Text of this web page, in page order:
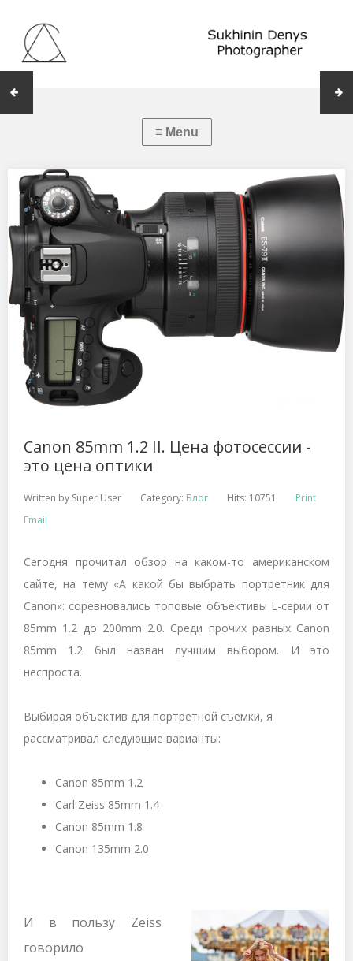
Canon 85mm 1.2 II. Цена фотосессии -
это цена оптики
Written by Super User Category: Блог Hits: 10751
Print
Email
Сегодня прочитал обзор на каком-то американском
сайте, на тему «А какой бы выбрать портретник для
Canon»: соревновались топовые объективы L-серии от
85mm 1.2 до 200mm 2.0. Среди прочих равных Canon
85mm 1.2 был назван лучшим выбором. И это
неспроста.
Bыбирая объектив для портретной съемки, я
рассматривал следующие варианты:
Canon 85mm 1.2
Carl Zeiss 85mm 1.4
Canon 85mm 1.8
Canon 135mm 2.0
И в пользу Zeiss
говорило